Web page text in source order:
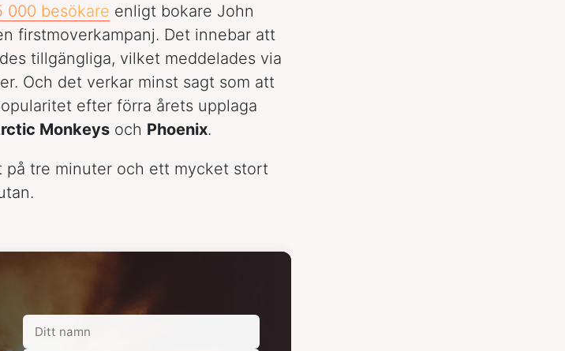
000 besökare enligt bokare John
firstmoverkampanj. Det innebar att
tillgängliga, vilket meddelades via
Och det verkar minst sagt som att
efter förra årets upplaga
Monkeys och Phoenix.
på tre minuter och ett mycket stort